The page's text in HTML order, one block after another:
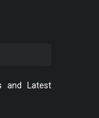
and Latest